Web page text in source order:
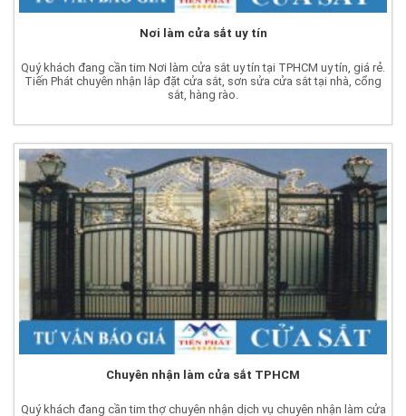
Nơi làm cửa sắt uy tín
Quý khách đang cần tim Nơi làm cửa sắt uy tín tại TPHCM uy tín, giá rẻ.
Tiến Phát chuyên nhận lắp đặt cửa sắt, sơn sửa cửa sắt tại nhà, cổng
sắt, hàng rào.
Chuyên nhận làm cửa sắt TPHCM
Quý khách đang cần tim thợ chuyên nhận dịch vụ chuyên nhận làm cửa